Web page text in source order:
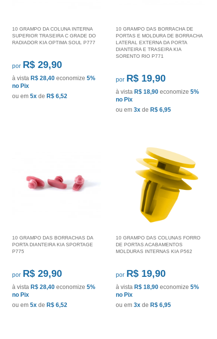
10 GRAMPO DA COLUNA INTERNA
SUPERIOR TRASEIRA C GRADE DO
RADIADOR KIA OPTIMA SOUL P777
por R$ 29,90
à vista R$ 28,40 economize 5%
no Pix
ou em 5x de R$ 6,52
10 GRAMPO DAS BORRACHA DE
PORTAS E MOLDURA DE BORRACHA
LATERAL EXTERNA DA PORTA
DIANTEIRA E TRASEIRA KIA
SORENTO RIO P771
por R$ 19,90
à vista R$ 18,90 economize 5%
no Pix
ou em 3x de R$ 6,95
10 GRAMPO DAS BORRACHAS DA
PORTA DIANTEIRA KIA SPORTAGE
P775
por R$ 29,90
à vista R$ 28,40 economize 5%
no Pix
ou em 5x de R$ 6,52
10 GRAMPO DAS COLUNAS FORRO
DE PORTAS ACABAMENTOS
MOLDURAS INTERNAS KIA P562
por R$ 19,90
à vista R$ 18,90 economize 5%
no Pix
ou em 3x de R$ 6,95